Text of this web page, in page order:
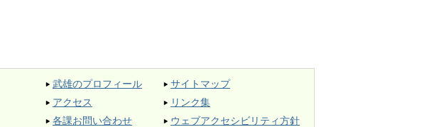
武雄のプロフィール
アクセス
各課お問い合わせ
サイトマップ
リンク集
ウェブアクセシビリティ方針